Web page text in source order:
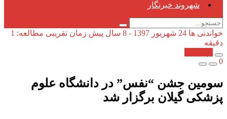
شهروند خبرنگار
خواندنی ها 24 شهریور 1397 - 8 سال پیش
زمان تقریبی مطالعه: 1
دقیقه
0
سومین جشن “نفس” در دانشگاه علوم
پزشکی گیلان برگزار شد